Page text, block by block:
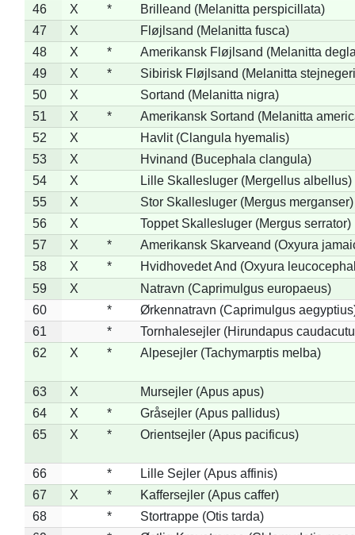
46
X *
Brilleand (Melanitta perspicillata)
47
X
Fløjlsand (Melanitta fusca)
48
X *
Amerikansk Fløjlsand (Melanitta
49
X *
Sibirisk Fløjlsand (Melanitta
50
X
Sortand (Melanitta nigra)
51
X *
Amerikansk Sortand (Melanitta
52
X
Havlit (Clangula hyemalis)
53
X
Hvinand (Bucephala clangula)
54
X
Lille Skallesluger (Mergellus albellus)
55
X
Stor Skallesluger (Mergus merganser)
56
X
Toppet Skallesluger (Mergus serrator)
57
X *
Amerikansk Skarveand (Oxyura
58
X *
Hvidhovedet And (Oxyura
59
X
Natravn (Caprimulgus europaeus)
60
*
Ørkennatravn (Caprimulgus
61
*
Tornhalesejler (Hirundapus
62
X * Alpesejler (Tachymarptis melba)
63 X
Mursejler (Apus apus)
64
X *
Gråsejler (Apus pallidus)
65
X * Orientsejler (Apus pacificus)
66 *
Lille Sejler (Apus affinis)
67
X *
Kaffersejler (Apus caffer)
68
*
Stortrappe (Otis tarda)